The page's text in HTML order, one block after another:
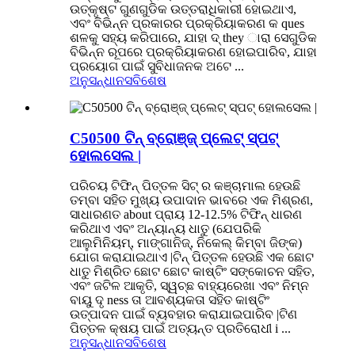
ଉତ୍କୃଷ୍ଟ ଗୁଣଗୁଡିକ ଉତ୍ତରାଧିକାରୀ ହୋଇଥାଏ,
ଏବଂ ବିଭିନ୍ନ ପ୍ରକାରର ପ୍ରକ୍ରିୟାକରଣ କ ques
ଶଳକୁ ସହ୍ୟ କରିପାରେ, ଯାହା ଦ୍ they ାରା ସେଗୁଡିକ
ବିଭିନ୍ନ ରୂପରେ ପ୍ରକ୍ରିୟାକରଣ ହୋଇପାରିବ, ଯାହା
ପ୍ରୟୋଗ ପାଇଁ ସୁବିଧାଜନକ ଅଟେ ...
ଅନୁସନ୍ଧାନସବିଶେଷ
C50500 ଟିନ୍ ବ୍ରୋଞ୍ଜ୍ ପ୍ଲେଟ୍ ସ୍ପଟ୍
ହୋଲସେଲ |
ପରିଚୟ ଟିଫିନ୍ ପିତ୍ତଳ ସିଟ୍ ର କଞ୍ଚାମାଲ ହେଉଛି
ତମ୍ବା ସହିତ ମୁଖ୍ୟ ଉପାଦାନ ଭାବରେ ଏକ ମିଶ୍ରଣ,
ସାଧାରଣତ about ପ୍ରାୟ 12-12.5% ​​ଟିଫିନ୍ ଧାରଣ
କରିଥାଏ ଏବଂ ଅନ୍ୟାନ୍ୟ ଧାତୁ (ଯେପରିକି
ଆଲୁମିନିୟମ୍, ମାଙ୍ଗାନିଜ୍, ନିକେଲ୍ କିମ୍ବା ଜିଙ୍କ)
ଯୋଗ କରାଯାଇଥାଏ |ଟିନ୍ ପିତ୍ତଳ ହେଉଛି ଏକ ଛୋଟ
ଧାତୁ ମିଶ୍ରିତ ଛୋଟ ଛୋଟ କାଷ୍ଟିଂ ସଙ୍କୋଚନ ସହିତ,
ଏବଂ ଜଟିଳ ଆକୃତି, ସ୍ୱଚ୍ଛ ବାହ୍ୟରେଖା ଏବଂ ନିମ୍ନ
ବାୟୁ ଦୃ ness ତା ଆବଶ୍ୟକତା ସହିତ କାଷ୍ଟିଂ
ଉତ୍ପାଦନ ପାଇଁ ବ୍ୟବହାର କରାଯାଇପାରିବ |ଟିଣ
ପିତ୍ତଳ କ୍ଷୟ ପାଇଁ ଅତ୍ୟନ୍ତ ପ୍ରତିରୋଧୀ i ...
ଅନୁସନ୍ଧାନସବିଶେଷ